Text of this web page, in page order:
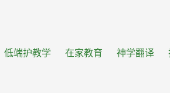
低端护教学 在家教育 神学翻译